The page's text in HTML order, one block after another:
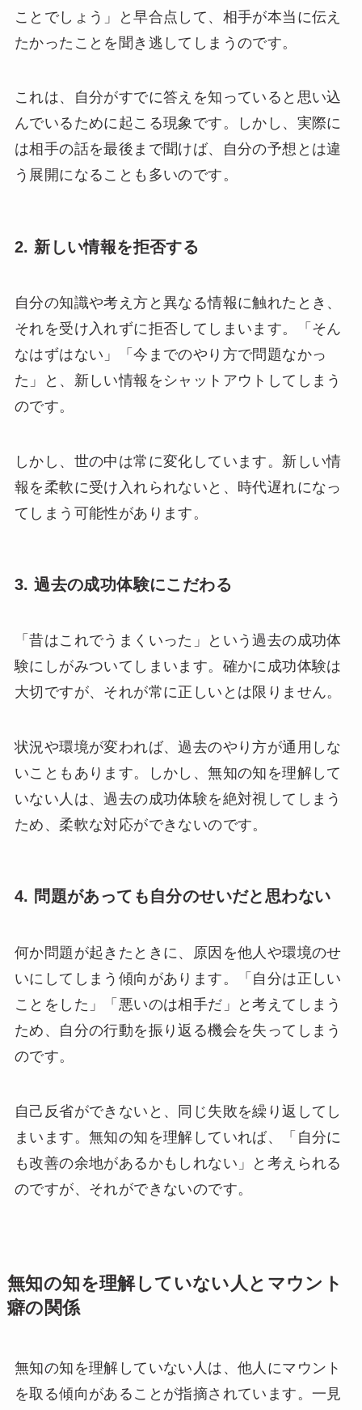
ことでしょう」と早合点して、相手が本当に伝え
たかったことを聞き逃してしまうのです。
これは、自分がすでに答えを知っていると思い込
んでいるために起こる現象です。しかし、実際に
は相手の話を最後まで聞けば、自分の予想とは違
う展開になることも多いのです。
2. 新しい情報を拒否する
自分の知識や考え方と異なる情報に触れたとき、
それを受け入れずに拒否してしまいます。「そん
なはずはない」「今までのやり方で問題なかっ
た」と、新しい情報をシャットアウトしてしまう
のです。
しかし、世の中は常に変化しています。新しい情
報を柔軟に受け入れられないと、時代遅れになっ
てしまう可能性があります。
3. 過去の成功体験にこだわる
「昔はこれでうまくいった」という過去の成功体
験にしがみついてしまいます。確かに成功体験は
大切ですが、それが常に正しいとは限りません。
状況や環境が変われば、過去のやり方が通用しな
いこともあります。しかし、無知の知を理解して
いない人は、過去の成功体験を絶対視してしまう
ため、柔軟な対応ができないのです。
4. 問題があっても自分のせいだと思わない
何か問題が起きたときに、原因を他人や環境のせ
いにしてしまう傾向があります。「自分は正しい
ことをした」「悪いのは相手だ」と考えてしまう
ため、自分の行動を振り返る機会を失ってしまう
のです。
自己反省ができないと、同じ失敗を繰り返してし
まいます。無知の知を理解していれば、「自分に
も改善の余地があるかもしれない」と考えられる
のですが、それができないのです。
無知の知を理解していない人とマウント
癖の関係
無知の知を理解していない人は、他人にマウント
を取る傾向があることが指摘されています。一見